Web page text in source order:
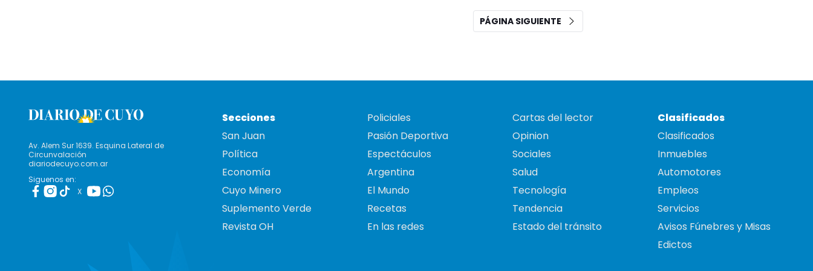
PÁGINA SIGUIENTE
Av. Alem Sur 1639. Esquina Lateral de
Circunvalación
diariodecuyo.com.ar
Siguenos en:
X
Secciones
San Juan
Política
Economía
Cuyo Minero
Suplemento Verde
Revista OH
Policiales
Pasión Deportiva
Espectáculos
Argentina
El Mundo
Recetas
En las redes
Cartas del lector
Opinion
Sociales
Salud
Tecnología
Tendencia
Estado del tránsito
Clasificados
Clasificados
Inmuebles
Automotores
Empleos
Servicios
Avisos Fúnebres y Misas
Edictos